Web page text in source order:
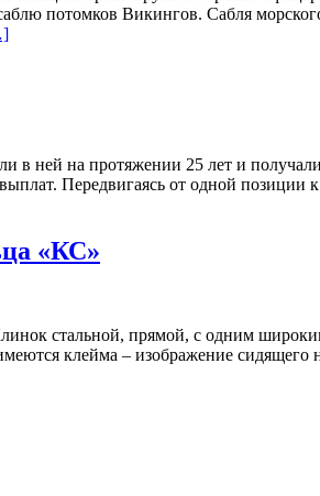
потомков Викингов. Сабля
в ней на протяжении 25 лет и
Передвигаясь от одной позиции
«КС»
стальной, прямой, с одним
клейма – изображение сидящего